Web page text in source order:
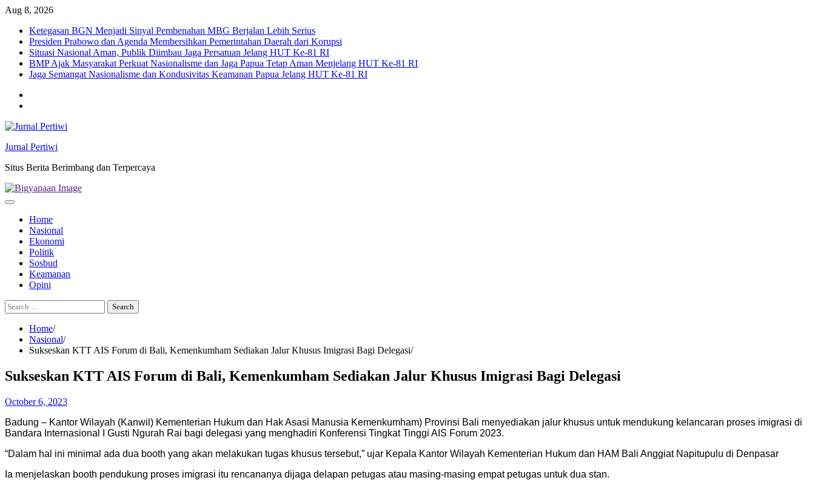
Skip
content
Aug 8, 2026
Ketegasan BGN Menjadi Sinyal Pembenahan MBG Berjalan Lebih Serius
Presiden Prabowo dan Agenda Membersihkan Pemerintahan Daerah dari Korupsi
Situasi Nasional Aman, Publik Diimbau Jaga Persatuan Jelang HUT Ke-81 RI
BMP Ajak Masyarakat Perkuat Nasionalisme dan Jaga Papua Tetap Aman Menjelang HUT Ke-81 RI
Jaga Semangat Nasionalisme dan Kondusivitas Keamanan Papua Jelang HUT Ke-81 RI
Jurnal Pertiwi
Situs Berita Berimbang dan Terpercaya
Home
Nasional
Ekonomi
Politik
Sosbud
Keamanan
Opini
Search
for:
Home
Nasional
Sukseskan KTT AIS Forum di Bali, Kemenkumham Sediakan Jalur Khusus Imigrasi Bagi Delegasi
Sukseskan KTT AIS Forum di Bali, Kemenkumham Sediakan Jalur Khusus Imigrasi Bagi Delegasi
October 6, 2023
Badung – Kantor Wilayah (Kanwil) Kementerian Hukum dan Hak Asasi Manusia Kemenkumham) Provinsi Bali menyediakan jalur khusus untuk mendukung kelancaran proses imigrasi di
Bandara Internasional I Gusti Ngurah Rai bagi delegasi yang menghadiri Konferensi Tingkat Tinggi AIS Forum 2023.
“Dalam hal ini minimal ada dua booth yang akan melakukan tugas khusus tersebut,” ujar Kepala Kantor Wilayah Kementerian Hukum dan HAM Bali Anggiat Napitupulu di Denpasar
Ia menjelaskan booth pendukung proses imigrasi itu rencananya dijaga delapan petugas atau masing-masing empat petugas untuk dua stan.